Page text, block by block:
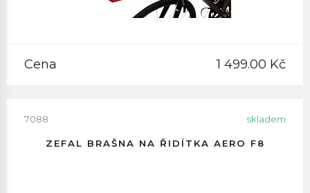
Cena 1 499.00 Kč
7088 skladem
ZEFAL BRAŠNA NA ŘIDÍTKA AERO F8